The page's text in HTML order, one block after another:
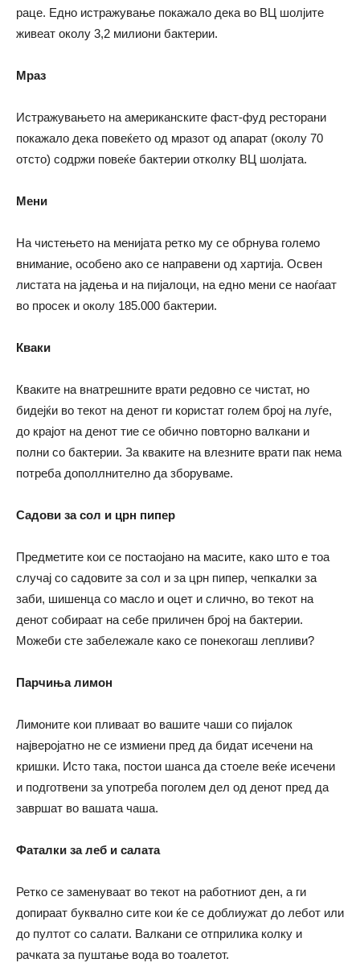
раце. Едно истражување покажало дека во ВЦ шолјите
живеат околу 3,2 милиони бактерии.
Мраз
Истражувањето на американските фаст-фуд ресторани
покажало дека повеќето од мразот од апарат (околу 70
отсто) содржи повеќе бактерии отколку ВЦ шолјата.
Мени
На чистењето на менијата ретко му се обрнува големо
внимание, особено ако се направени од хартија. Освен
листата на јадења и на пијалоци, на едно мени се наоѓаат
во просек и околу 185.000 бактерии.
Кваки
Кваките на внатрешните врати редовно се чистат, но
бидејќи во текот на денот ги користат голем број на луѓе,
до крајот на денот тие се обично повторно валкани и
полни со бактерии. За кваките на влезните врати пак нема
потреба дополлнително да зборуваме.
Садови за сол и црн пипер
Предметите кои се постаојано на масите, како што е тоа
случај со садовите за сол и за црн пипер, чепкалки за
заби, шишенца со масло и оцет и слично, во текот на
денот собираат на себе приличен број на бактерии.
Можеби сте забележале како се понекогаш лепливи?
Парчиња лимон
Лимоните кои пливаат во вашите чаши со пијалок
најверојатно не се измиени пред да бидат исечени на
кришки. Исто така, постои шанса да стоеле веќе исечени
и подготвени за употреба поголем дел од денот пред да
завршат во вашата чаша.
Фаталки за леб и салата
Ретко се заменуваат во текот на работниот ден, а ги
допираат буквално сите кои ќе се доблиужат до лебот или
до пултот со салати. Валкани се отприлика колку и
рачката за пуштање вода во тоалетот.